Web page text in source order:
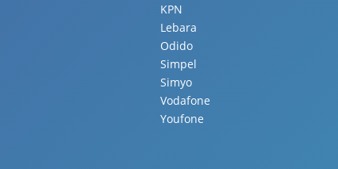
KPN
Lebara
Odido
Simpel
Simyo
Vodafone
Youfone